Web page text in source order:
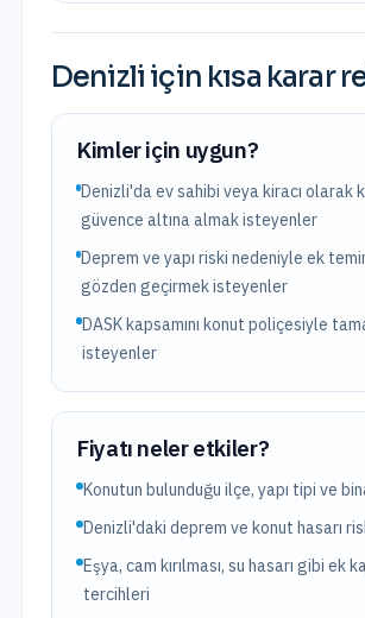
Denizli için kısa karar
Kimler için uygun?
Denizli'da ev sahibi veya kiracı olarak
güvence altına almak isteyenler
Deprem ve yapı riski nedeniyle ek
gözden geçirmek isteyenler
DASK kapsamını konut poliçesiyle
isteyenler
Fiyatı neler etkiler?
Konutun bulunduğu ilçe, yapı tipi ve
Denizli'daki deprem ve konut hasarı
Eşya, cam kırılması, su hasarı gibi ek
tercihleri